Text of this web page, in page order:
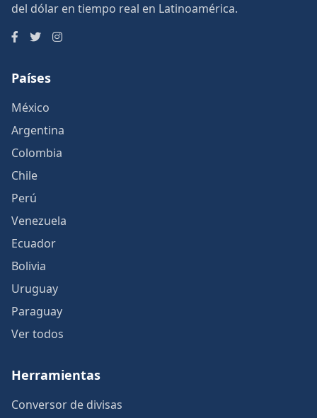
del dólar en tiempo real en Latinoamérica.
Países
México
Argentina
Colombia
Chile
Perú
Venezuela
Ecuador
Bolivia
Uruguay
Paraguay
Ver todos
Herramientas
Conversor de divisas